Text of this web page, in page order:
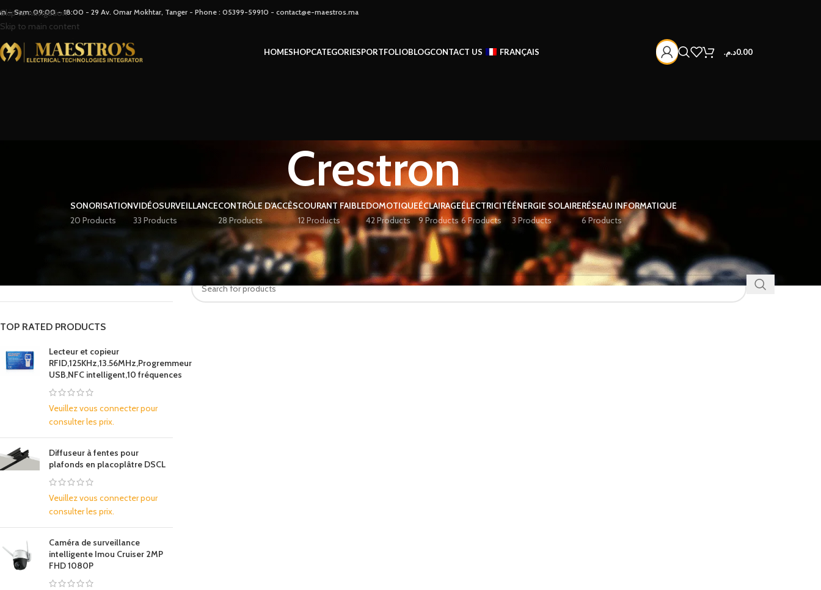
Skip to navigation
Skip to main content
– Sam: 09:00 – 18:00 - 29 Av. Omar Mokhtar, Tanger - Phone : 05399-59910 - contact@e-maestros.ma
HOMESHOPCATEGORIESPORTFOLIOBLOGCONTACT US FRANÇAIS 0.00د.م.
Crestron
SONORISATION
20 Products
VIDÉOSURVEILLANCE
33 Products
CONTRÔLE D’ACCÈS
28 Products
COURANT FAIBLE
12 Products
DOMOTIQUE
42 Products
ÉCLAIRAGE
9 Products
ÉLECTRICITÉ
6 Products
ÉNERGIE SOLAIRE
3 Products
RÉSEAU INFORMATIQUE
6 Products
TOP RATED PRODUCTS
Lecteur et copieur
RFID,125KHz,13.56MHz,Progremmeur
USB,NFC intelligent,10 fréquences
Veuillez vous connecter pour
consulter les prix.
Diffuseur à fentes pour
plafonds en placoplâtre DSCL
Veuillez vous connecter pour
consulter les prix.
Caméra de surveillance
intelligente Imou Cruiser 2MP
FHD 1080P
Home Crestron
No products were found matching your selection.